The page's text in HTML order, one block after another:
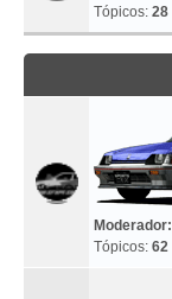
Tópicos: 28
Moderador:
Tópicos: 62